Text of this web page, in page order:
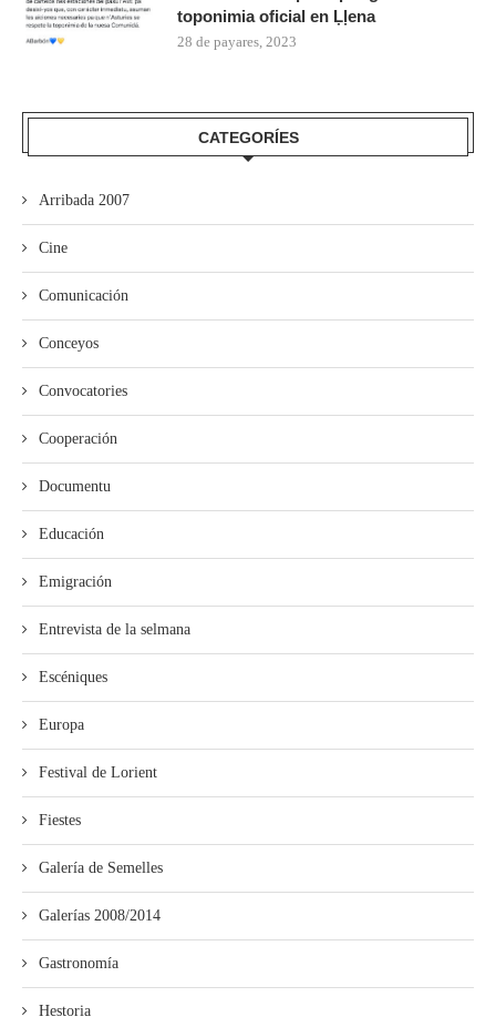
toponimia oficial en Ḷḷena
28 de payares, 2023
CATEGORÍES
Arribada 2007
Cine
Comunicación
Conceyos
Convocatories
Cooperación
Documentu
Educación
Emigración
Entrevista de la selmana
Escéniques
Europa
Festival de Lorient
Fiestes
Galería de Semelles
Galerías 2008/2014
Gastronomía
Hestoria